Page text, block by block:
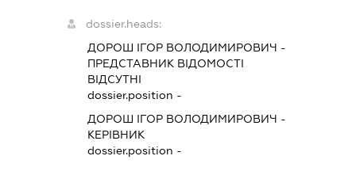
dossier.heads:
ДОРОШ ІГОР ВОЛОДИМИРОВИЧ -
ПРЕДСТАВНИК ВІДОМОСТІ
ВІДСУТНІ
dossier.position -
ДОРОШ ІГОР ВОЛОДИМИРОВИЧ -
КЕРІВНИК
dossier.position -